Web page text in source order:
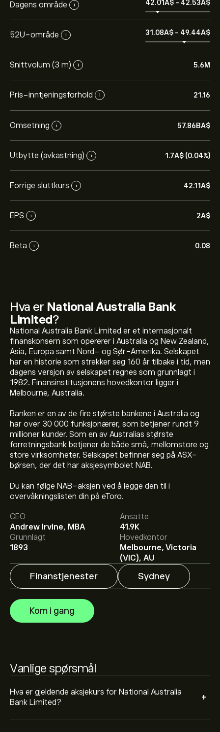
Dagens område i 42.01‎A$‎ - 42.53‎A$‎
52U-område i 31.08‎A$‎ - 49.44‎A$‎
Snittvolum (3 m) i 5.6M
Pris-inntjeningsforhold i 21.16
Omsetning i 57.86B‎A$‎
Utbytte (avkastning) i 1.7‎A$‎ (0.04%)
Forrige sluttkurs i 42.11‎A$‎
EPS i 2‎A$‎
Beta i 0.08
Hva er National Australia Bank
Limited?
National Australia Bank Limited er et internasjonalt
finanskonsern som opererer i Australia og New Zealand,
Asia, Europa samt Nord- og Sør-Amerika. Selskapet
har en historie som strekker seg 160 år tilbake i tid, men
dagens versjon av selskapet regnes som grunnlagt i
1982. Finansinstitusjonens hovedkontor ligger i
Melbourne, Australia.
Banken er en av de fire største bankene i Australia og
har over 30 000 funksjonærer, som betjener rundt 9
millioner kunder. Som en av Australias største
forretningsbank betjener de både små, mellomstore og
store virksomheter. Selskapet befinner seg på ASX-
børsen, der det har aksjesymbolet NAB.
Du kan følge NAB-aksjen ved å legge den til i
overvåkningslisten din på eToro.
CEO
Andrew Irvine, MBA
Ansatte
41.9K
Grunnlagt
1893
Hovedkontor
Melbourne, Victoria
(VIC), AU
Finanstjenester Sydney
Kom i gang
Vanlige spørsmål
Hva er gjeldende aksjekurs for National Australia
Bank Limited?
+
Den nåværende prisen på NAB.ASX er 42.11‎A$‎.
Det gjennomsnittlige kursmålet for National Australia
Bank Limited er 42.11‎A$‎.
Registrer degpå eToro for
detaljerte forventninger og kursmål fra analytikere.
Analytikere gir forventninger for National Australia Bank
Limited basert på markedstrender, finansielle rapporter
og forventet vekst. Sjekk de nyeste forventningene for
fremtidige prisbevegelser.